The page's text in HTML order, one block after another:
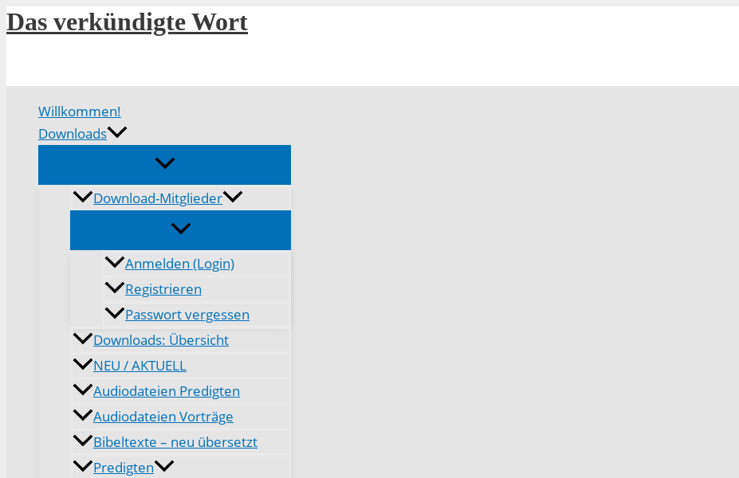
Zum
Inhalt
Das verkündigte Wort
Willkommen!
Downloads
Download-Mitglieder
Anmelden (Login)
Registrieren
Passwort vergessen
Downloads: Übersicht
NEU / AKTUELL
Audiodateien Predigten
Audiodateien Vorträge
Bibeltexte – neu übersetzt
Predigten